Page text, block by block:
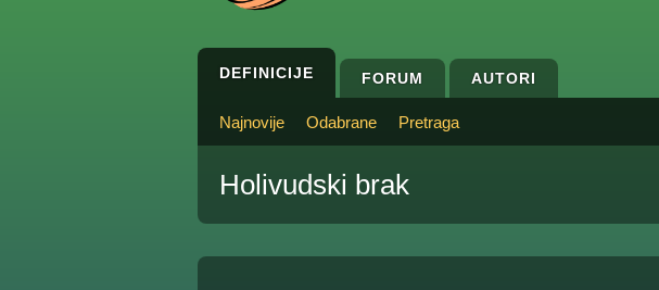
DEFINICIJE FORUM AUTORI
Najnovije Odabrane Pretraga
Holivudski brak